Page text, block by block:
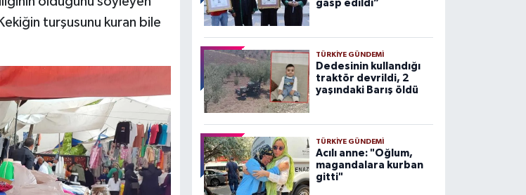
turşusunu kuran bile
gasp edildi”
TÜRKIYE GÜNDEMI
Dedesinin kullandığı
traktör devrildi, 2
yaşındaki Barış öldü
TÜRKIYE GÜNDEMI
Acılı anne: "Oğlum,
magandalara kurban
gitti"